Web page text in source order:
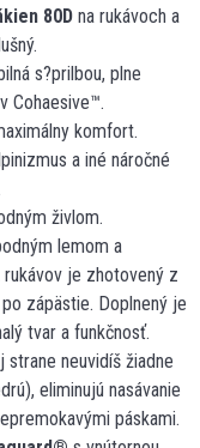
80D na rukávoch a
s?prilbou, plne
Cohaesive™.
komfort.
a iné náročné
živlom.
lemom a
rukávov je zhotovený z
zápästie. Doplnený je
tvar a funkčnosť.
strane neuvidíš žiadne
eliminujú nasávanie
páskami.